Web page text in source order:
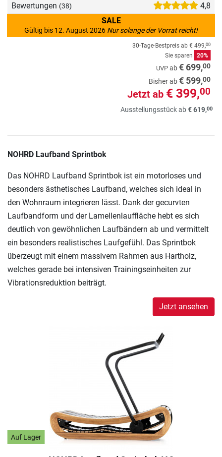
Bewertungen (38)
4,8
SALE
Gültig bis 12. August 2026 Nur solange der Vorrat reicht!
30-Tage-Bestpreis ab € 499,00
Sie sparen 20%
UVP ab€ 699,00
Bisher ab€ 599,00
Jetzt ab € 399,00
Ausstellungsstück ab€ 619,00
Auf Lager
NOHRD Laufband Sprintbok
Das NOHRD Laufband Sprintbok ist ein motorloses und
besonders ästhetisches Laufband, welches sich ideal in
den Wohnraum integrieren lässt. Dank der gecurvten
Laufbandform und der Lamellenlauffläche hebt es sich
deutlich von gewöhnlichen Laufbändern ab und vermittelt
ein besonders realistisches Laufgefühl. Das Sprintbok
überzeugt mit einem massivem Rahmen aus Hartholz,
welches gerade bei intensiven Trainingseinheiten zur
Vibrationsreduktion beiträgt.
Jetzt ansehen